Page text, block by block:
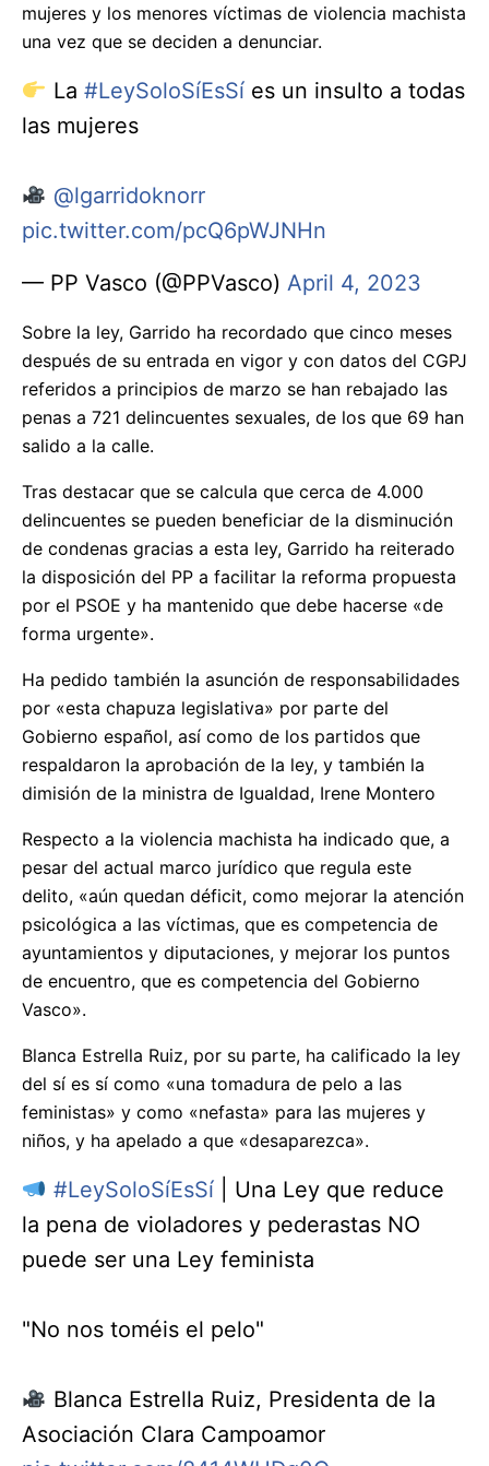
mujeres y los menores víctimas de violencia machista
una vez que se deciden a denunciar.
La #LeySoloSíEsSíes un insulto a todas
las mujeres
@lgarridoknorr
pic.twitter.com/pcQ6pWJNHn
— PP Vasco (@PPVasco) April 4, 2023
Sobre la ley, Garrido ha recordado que cinco meses
después de su entrada en vigor y con datos del CGPJ
referidos a principios de marzo se han rebajado las
penas a 721 delincuentes sexuales, de los que 69 han
salido a la calle.
Tras destacar que se calcula que cerca de 4.000
delincuentes se pueden beneficiar de la disminución
de condenas gracias a esta ley, Garrido ha reiterado
la disposición del PP a facilitar la reforma propuesta
por el PSOE y ha mantenido que debe hacerse «de
forma urgente».
Ha pedido también la asunción de responsabilidades
por «esta chapuza legislativa» por parte del
Gobierno español, así como de los partidos que
respaldaron la aprobación de la ley, y también la
dimisión de la ministra de Igualdad, Irene Montero
Respecto a la violencia machista ha indicado que, a
pesar del actual marco jurídico que regula este
delito, «aún quedan déficit, como mejorar la atención
psicológica a las víctimas, que es competencia de
ayuntamientos y diputaciones, y mejorar los puntos
de encuentro, que es competencia del Gobierno
Vasco».
Blanca Estrella Ruiz, por su parte, ha calificado la ley
del sí es sí como «una tomadura de pelo a las
feministas» y como «nefasta» para las mujeres y
niños, y ha apelado a que «desaparezca».
#LeySoloSíEsSí| Una Ley que reduce
la pena de violadores y pederastas NO
puede ser una Ley feminista
"No nos toméis el pelo"
Blanca Estrella Ruiz, Presidenta de la
Asociación Clara Campoamor